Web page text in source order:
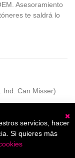
Asesoramiento
te saldrá lo
Ind. Can Misser)
servicios, hacer
Si quieres más